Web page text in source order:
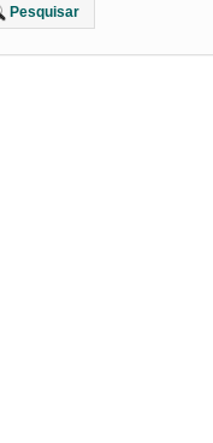
Pesquisar